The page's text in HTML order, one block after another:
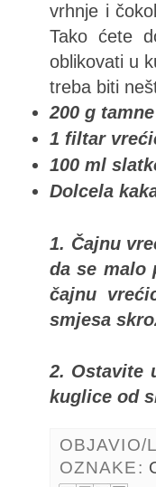
vrhnje i
Tako ćete
oblikovati u
treba biti
200 g
1 filtar
100 ml
Dolcela
1. Čajnu
da se malo
čajnu
smjesa
2. Ostavite
kuglice od
OBJAVIO/
OZNAKE: